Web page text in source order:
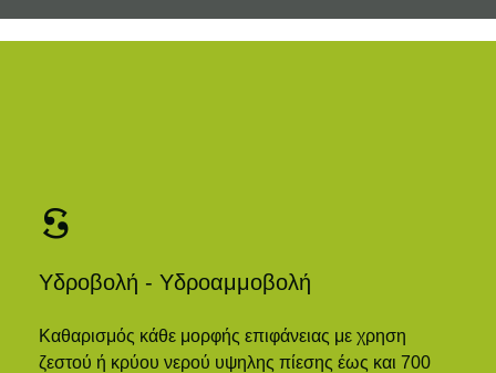
Υδροβολή - Υδροαμμοβολή
Καθαρισμός κάθε μορφής επιφάνειας με χρηση
ζεστού ή κρύου νερού υψηλης πίεσης έως και 700